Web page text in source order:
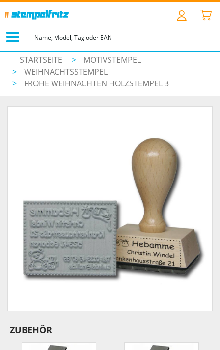
STARTSEITE >
MOTIVSTEMPEL
>
WEIHNACHTSSTEMPEL
>
FROHE WEIHNACHTEN HOLZSTEMPEL 3
ZUBEHÖR